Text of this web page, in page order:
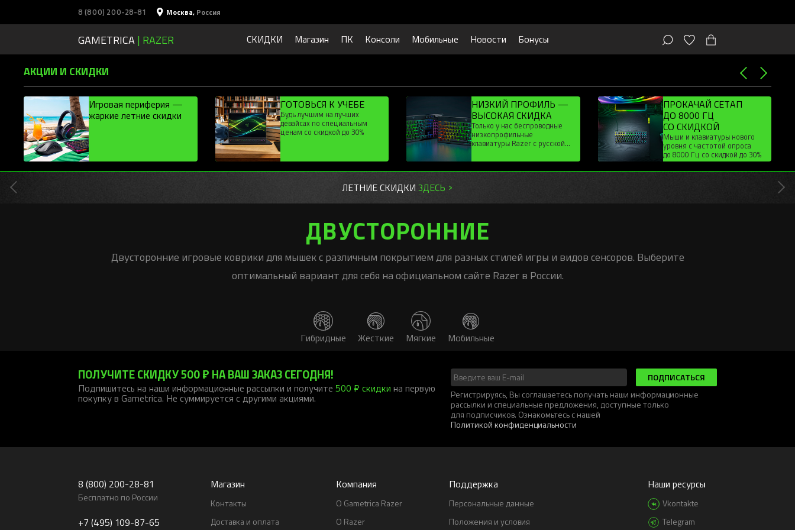
8 (800) 200-28-81 Москва, Россия
GAMETRICA | RAZER СКИДКИ Магазин ПК Консоли Мобильные Новости Бонусы
АКЦИИ И СКИДКИ
Игровая периферия —
жаркие летние скидки
ГОТОВЬСЯ К УЧЕБЕ
Будь лучшим на лучших
девайсах по специальным
ценам со скидкой до 30%
НИЗКИЙ ПРОФИЛЬ —
ВЫСОКАЯ СКИДКА
Только у нас беспроводные
низкопрофильные
клавиатуры Razer с русской
ПРОКАЧАЙ СЕТАП
ДО 8000 ГЦ
СО СКИДКОЙ
Мыши и клавиатуры нового
уровня с частотой опроса
до 8000 Гц со скидкой до 30%
ЛЕТНИЕ СКИДКИ ЗДЕСЬ >
ДВУСТОРОННИЕ
Двусторонние игровые коврики для мышек с различным покрытием для разных стилей игры и видов сенсоров. Выберите
оптимальный вариант для себя на официальном сайте Razer в России.
Гибридные Жесткие Мягкие Мобильные
ПОЛУЧИТЕ СКИДКУ 500 ₽ НА ВАШ ЗАКАЗ СЕГОДНЯ!
Подпишитесь на наши информационные рассылки и получите 500 ₽ скидки на первую
покупку в Gametrica. Не суммируется с другими акциями.
ПОДПИСАТЬСЯ
Регистрируясь, Вы соглашаетесь получать наши информационные
рассылки и специальные предложения, доступные только
для подписчиков. Ознакомьтесь с нашей
Политикой конфиденциальности
8 (800) 200-28-81
Бесплатно по России
+7 (495) 109-87-65
Магазин
Контакты
Доставка и оплата
Компания
О Gametrica Razer
О Razer
Поддержка
Персональные данные
Положения и условия
Наши ресурсы
Vkontakte
Telegram